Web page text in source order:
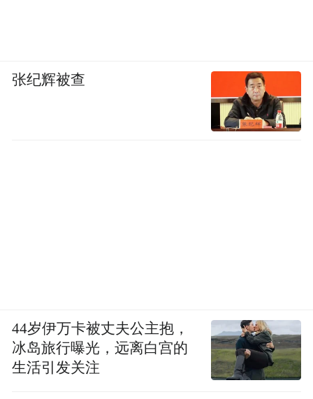
张纪辉被查
44岁伊万卡被丈夫公主抱，
冰岛旅行曝光，远离白宫的
生活引发关注